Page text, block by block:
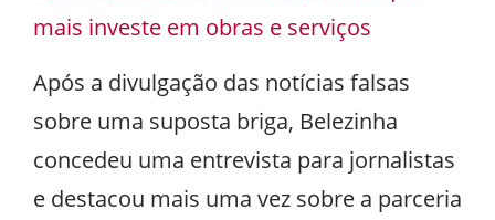
mais investe em obras e serviços
Após a divulgação das notícias falsas
sobre uma suposta briga, Belezinha
concedeu uma entrevista para jornalistas
e destacou mais uma vez sobre a parceria